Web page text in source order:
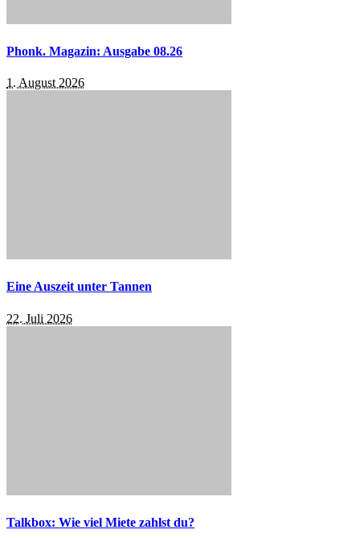
Phonk. Magazin: Ausgabe 08.26
1. August 2026
Eine Auszeit unter Tannen
22. Juli 2026
Talkbox: Wie viel Miete zahlst du?